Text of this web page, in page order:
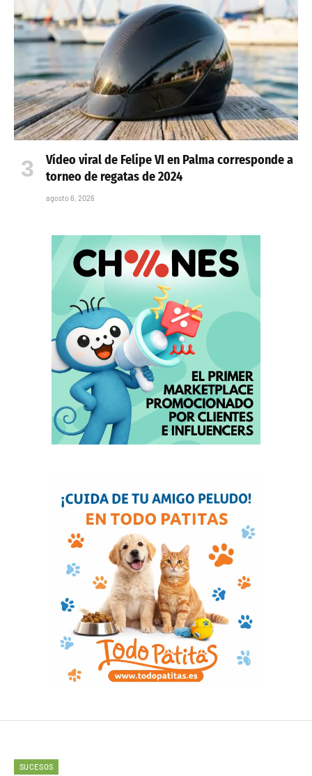
Vídeo viral de Felipe VI en Palma corresponde a
torneo de regatas de 2024
agosto 6, 2026
SUCESOS